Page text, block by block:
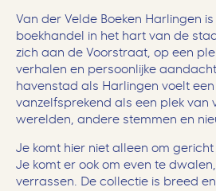
Van der Velde Boeken Harlingen
boekhandel in het hart van de
zich aan de Voorstraat, op een
verhalen en persoonlijke
havenstad als Harlingen voelt
vanzelfsprekend als een plek van
werelden, andere stemmen en
Je komt hier niet alleen om
Je komt er ook om even te
verrassen. De collectie is breed